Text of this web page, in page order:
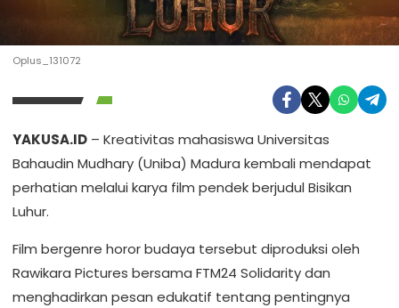
Oplus_131072
YAKUSA.ID – Kreativitas mahasiswa Universitas
Bahaudin Mudhary (Uniba) Madura kembali mendapat
perhatian melalui karya film pendek berjudul Bisikan
Luhur.
Film bergenre horor budaya tersebut diproduksi oleh
Rawikara Pictures bersama FTM24 Solidarity dan
menghadirkan pesan edukatif tentang pentingnya